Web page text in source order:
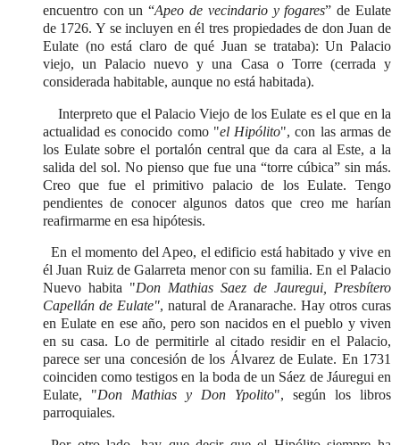
encuentro con un “Apeo de vecindario y fogares” de Eulate
de 1726. Y se incluyen en él tres propiedades de don Juan de
Eulate (no está claro de qué Juan se trataba): Un Palacio
viejo, un Palacio nuevo y una Casa o Torre (cerrada y
considerada habitable, aunque no está habitada).
Interpreto que el Palacio Viejo de los Eulate es el que en la
actualidad es conocido como "el Hipólito", con las armas de
los Eulate sobre el portalón central que da cara al Este, a la
salida del sol. No pienso que fue una “torre cúbica” sin más.
Creo que fue el primitivo palacio de los Eulate. Tengo
pendientes de conocer algunos datos que creo me harían
reafirmarme en esa hipótesis.
En el momento del Apeo, el edificio está habitado y vive en
él Juan Ruiz de Galarreta menor con su familia. En el Palacio
Nuevo habita "Don Mathias Saez de Jauregui, Presbítero
Capellán de Eulate", natural de Aranarache. Hay otros curas
en Eulate en ese año, pero son nacidos en el pueblo y viven
en su casa. Lo de permitirle al citado residir en el Palacio,
parece ser una concesión de los Álvarez de Eulate. En 1731
coinciden como testigos en la boda de un Sáez de Jáuregui en
Eulate, "Don Mathias y Don Ypolito", según los libros
parroquiales.